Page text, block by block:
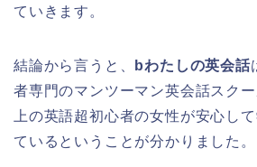
ていきます。
結論から言うと、 bわたしの英会話
者専門のマンツーマン英会話スク
上の英語超初心者の女性が安心し
ているということが分かりました。